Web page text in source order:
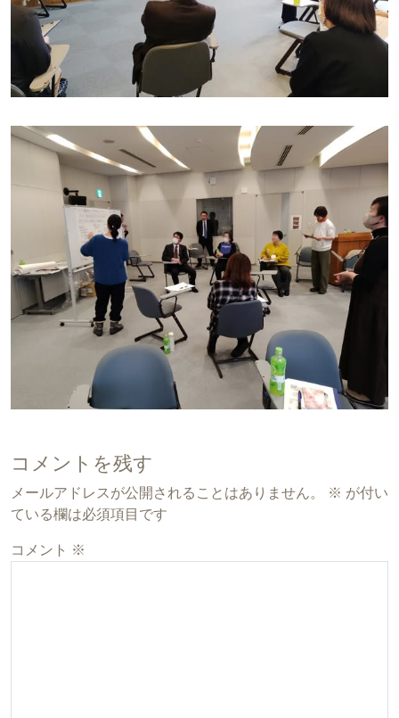
コメントを残す
メールアドレスが公開されることはありません。 ※ が付い
ている欄は必須項目です
コメント ※